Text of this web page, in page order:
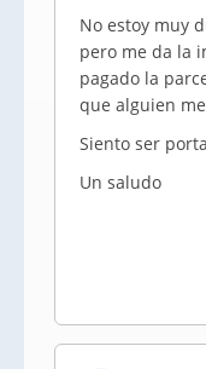
No estoy muy
pero me da la
pagado la
que alguien
Siento ser
Un saludo